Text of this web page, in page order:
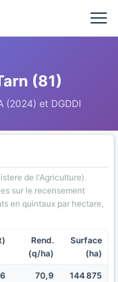
(81)
(2024) et DGDDI
de l'Agriculture).
sur le recensement
en quintaux par hectare,
Rend.
(q/ha)
Surface
(ha)
70,9 144 875